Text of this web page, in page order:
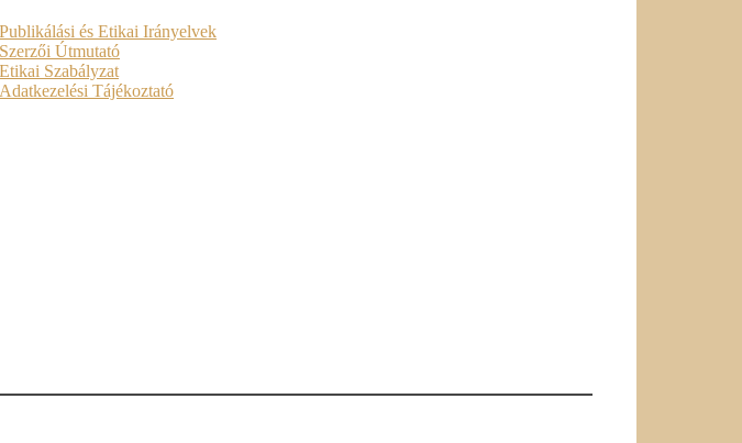
Publikálási és Etikai Irányelvek
Szerzői Útmutató
Etikai Szabályzat
Adatkezelési Tájékoztató